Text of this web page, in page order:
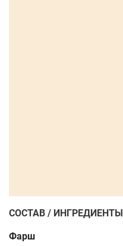
СОСТАВ / ИНГРЕДИЕНТЫ
Фарш